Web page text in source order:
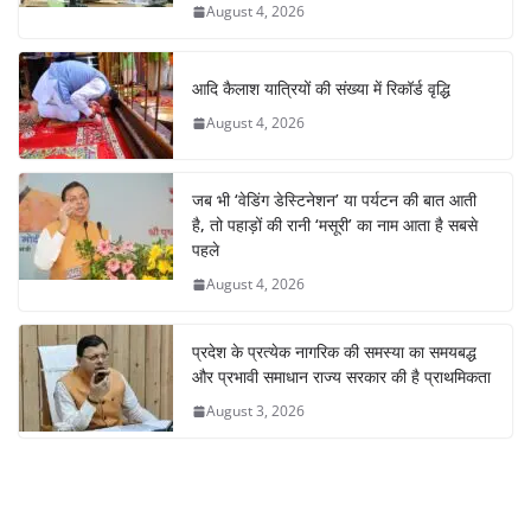
August 4, 2026
आदि कैलाश यात्रियों की संख्या में रिकॉर्ड वृद्धि
August 4, 2026
जब भी ‘वेडिंग डेस्टिनेशन’ या पर्यटन की बात आती
है, तो पहाड़ों की रानी ‘मसूरी’ का नाम आता है सबसे
पहले
August 4, 2026
प्रदेश के प्रत्येक नागरिक की समस्या का समयबद्ध
और प्रभावी समाधान राज्य सरकार की है प्राथमिकता
August 3, 2026